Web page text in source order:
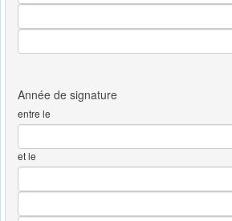
entre le
et le